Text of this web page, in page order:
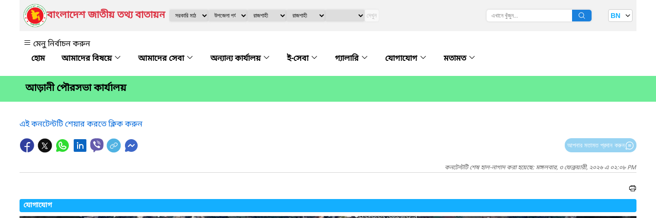
বাংলাদেশ জাতীয় তথ্য বাতায়ন দেখুন BN
মেনু নির্বাচন করুন
আমাদের বিষয়ে
আমাদের সেবা অন্যান্য কার্যালয় ই-সেবা গ্যালারি যোগাযোগ মতামত
আড়ানী পৌরসভা কার্যালয়
এই কনটেন্টটি শেয়ার করতে ক্লিক করুন
আপনার মতামত প্রদান করুন
কনটেন্টটি শেষ হাল-নাগাদ করা হয়েছে: মঙ্গলবার, ৩ ফেব্রুয়ারী, ২০২৬ এ ০২:০৮ PM
যোগাযোগ